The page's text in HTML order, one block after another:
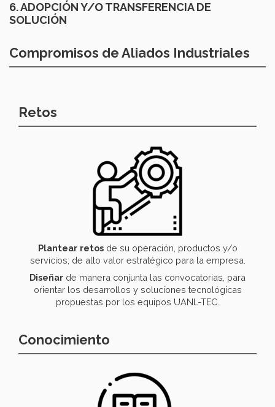
6. ADOPCIÓN Y/O TRANSFERENCIA DE
SOLUCIÓN
Compromisos de Aliados Industriales
Retos
Plantear retosde su operación, productos y/o
servicios; de alto valor estratégico para la empresa.
Diseñar de manera conjunta las convocatorias, para
orientar los desarrollos y soluciones tecnológicas
propuestas por los equipos UANL-TEC.
Conocimiento